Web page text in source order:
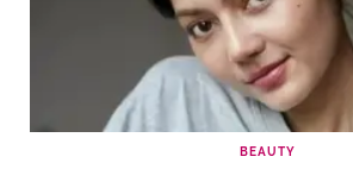
BEAUTY